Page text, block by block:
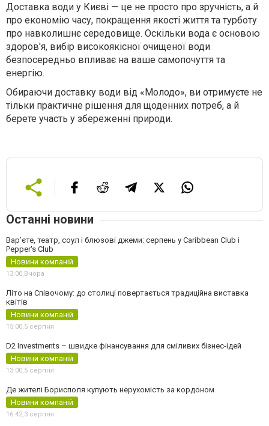
Доставка води у Києві — це не просто про зручність, а й
про економію часу, покращення якості життя та турботу
про навколишнє середовище. Оскільки вода є основою
здоров'я, вибір високоякісної очищеної води
безпосередньо впливає на ваше самопочуття та
енергію.
Обираючи доставку води від «Молодо», ви отримуєте не
тільки практичне рішення для щоденних потреб, а й
берете участь у збереженні природи.
Останні новини
Вар’єте, театр, соул і блюзові джеми: серпень у Caribbean Club і
Pepper's Club
Новини компаній
13:00, Вчора
Літо на Співочому: до столиці повертається традиційна виставка
квітів
Новини компаній
15:00, 5 серпня
D2 Investments – швидке фінансування для сміливих бізнес-ідей
Новини компаній
13:00, 5 серпня
Де жителі Борисполя купують нерухомість за кордоном
Новини компаній
16:42, 3 серпня